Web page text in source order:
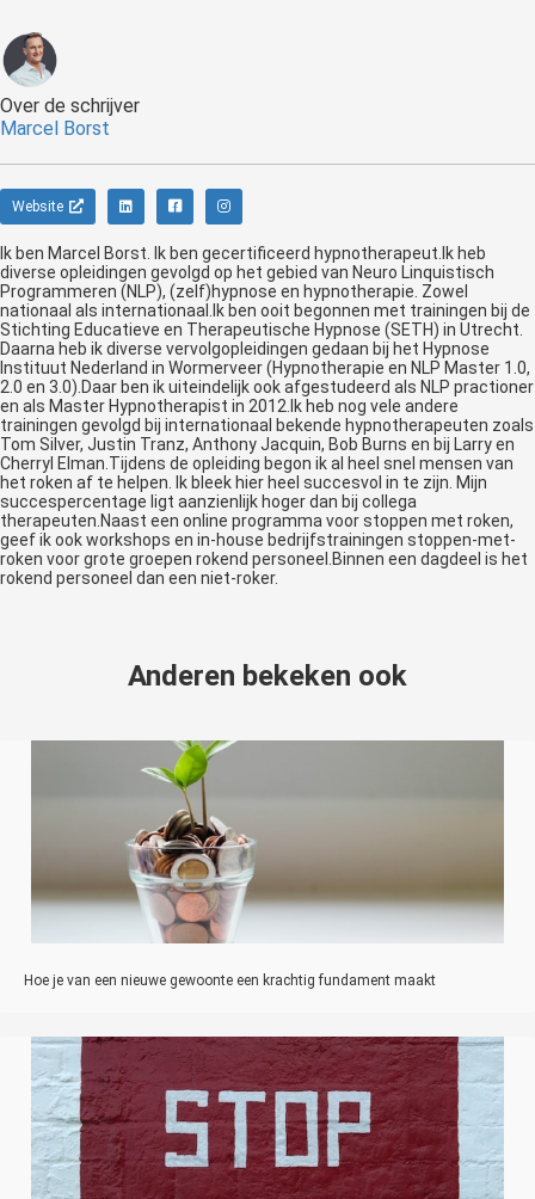
Over de schrijver
Marcel Borst
Website
Ik ben Marcel Borst. Ik ben gecertificeerd hypnotherapeut.Ik heb
diverse opleidingen gevolgd op het gebied van Neuro Linquistisch
Programmeren (NLP), (zelf)hypnose en hypnotherapie. Zowel
nationaal als internationaal.Ik ben ooit begonnen met trainingen bij de
Stichting Educatieve en Therapeutische Hypnose (SETH) in Utrecht.
Daarna heb ik diverse vervolgopleidingen gedaan bij het Hypnose
Instituut Nederland in Wormerveer (Hypnotherapie en NLP Master 1.0,
2.0 en 3.0).Daar ben ik uiteindelijk ook afgestudeerd als NLP practioner
en als Master Hypnotherapist in 2012.Ik heb nog vele andere
trainingen gevolgd bij internationaal bekende hypnotherapeuten zoals
Tom Silver, Justin Tranz, Anthony Jacquin, Bob Burns en bij Larry en
Cherryl Elman.Tijdens de opleiding begon ik al heel snel mensen van
het roken af te helpen. Ik bleek hier heel succesvol in te zijn. Mijn
succespercentage ligt aanzienlijk hoger dan bij collega
therapeuten.Naast een online programma voor stoppen met roken,
geef ik ook workshops en in-house bedrijfstrainingen stoppen-met-
roken voor grote groepen rokend personeel.Binnen een dagdeel is het
rokend personeel dan een niet-roker.
Anderen bekeken ook
Hoe je van een nieuwe gewoonte een krachtig fundament maakt